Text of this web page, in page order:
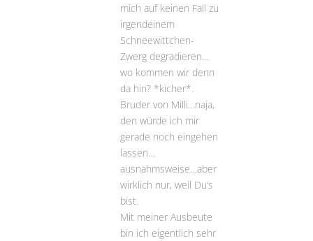
mich auf keinen Fall zu
irgendeinem
Schneewittchen-
Zwerg degradieren…
wo kommen wir denn
da hin? *kicher*.
Bruder von Milli…naja,
den würde ich mir
gerade noch eingehen
lassen…
ausnahmsweise…aber
wirklich nur, weil Du’s
bist.
Mit meiner Ausbeute
bin ich eigentlich sehr